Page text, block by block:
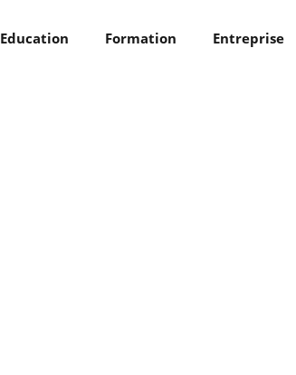
Education Formation Entreprise